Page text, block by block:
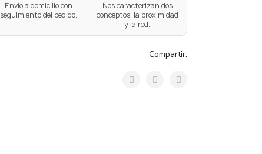
Envío a domicilio con
seguimiento del pedido.
Nos caracterizan dos
conceptos: la proximidad
y la red.
Compartir: